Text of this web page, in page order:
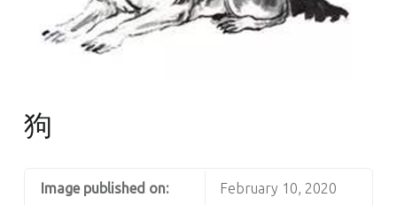
林師傅(Sammy Lam) 玄學顧問-奇門遁甲流年問事、增運、調整風水
狗
Image published on: February 10, 2020